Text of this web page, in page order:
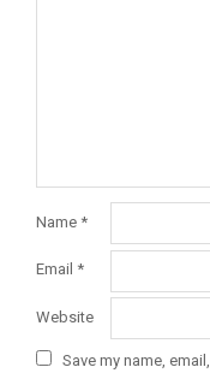
Name *
Email *
Website
Save my name,